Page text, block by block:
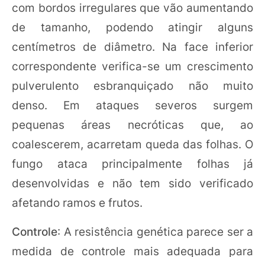
com bordos irregulares que vão aumentando
de tamanho, podendo atingir alguns
centímetros de diâmetro. Na face inferior
correspondente verifica-se um crescimento
pulverulento esbranquiçado não muito
denso. Em ataques severos surgem
pequenas áreas necróticas que, ao
coalescerem, acarretam queda das folhas. O
fungo ataca principalmente folhas já
desenvolvidas e não tem sido verificado
afetando ramos e frutos.
Controle: A resistência genética parece ser a
medida de controle mais adequada para